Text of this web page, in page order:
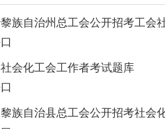
族自治州总工会公开招考工会
会化工会工作者考试题库
族自治县总工会公开招考社会